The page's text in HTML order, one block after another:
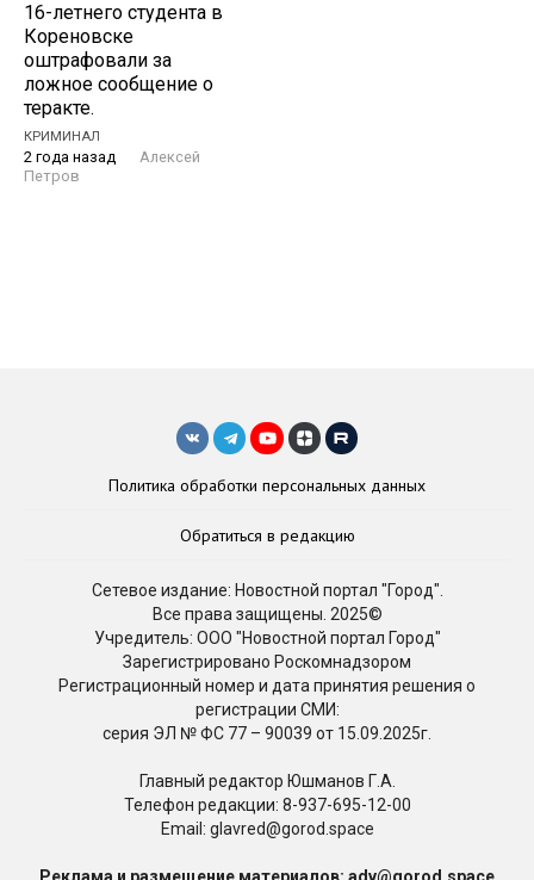
16-летнего студента в
Кореновске
оштрафовали за
ложное сообщение о
теракте.
КРИМИНАЛ
2 года назад
Алексей
Петров
Политика обработки персональных данных
Обратиться в редакцию
Сетевое издание: Новостной портал "Город".
Все права защищены. 2025©
Учредитель: ООО "Новостной портал Город"
Зарегистрировано Роскомнадзором
Регистрационный номер и дата принятия решения о
регистрации СМИ:
серия ЭЛ № ФС 77 – 90039 от 15.09.2025г.
Главный редактор Юшманов Г.А.
Телефон редакции: 8-937-695-12-00
Email: glavred@gorod.space